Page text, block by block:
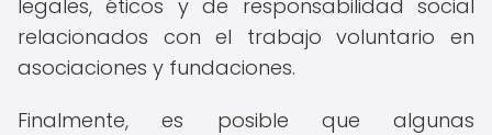
legales, éticos y de responsabilidad social
relacionados con el trabajo voluntario en
asociaciones y fundaciones.
Finalmente, es posible que algunas